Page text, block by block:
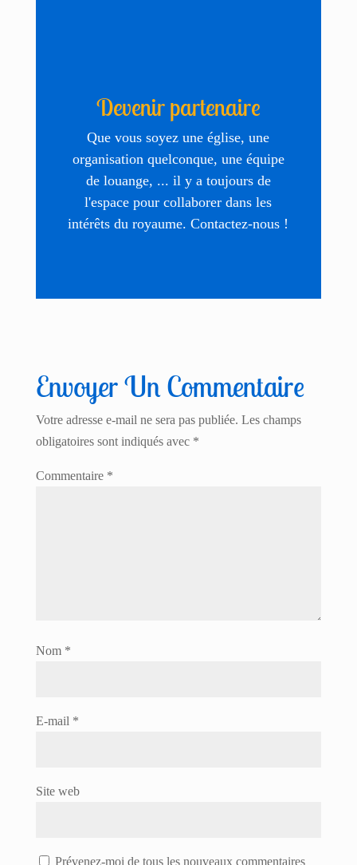
Devenir partenaire
Que vous soyez une église, une
organisation quelconque, une équipe
de louange, ... il y a toujours de
l'espace pour collaborer dans les
intérêts du royaume. Contactez-nous !
Envoyer Un Commentaire
Votre adresse e-mail ne sera pas publiée. Les champs
obligatoires sont indiqués avec *
Commentaire *
Nom *
E-mail *
Site web
Prévenez-moi de tous les nouveaux commentaires